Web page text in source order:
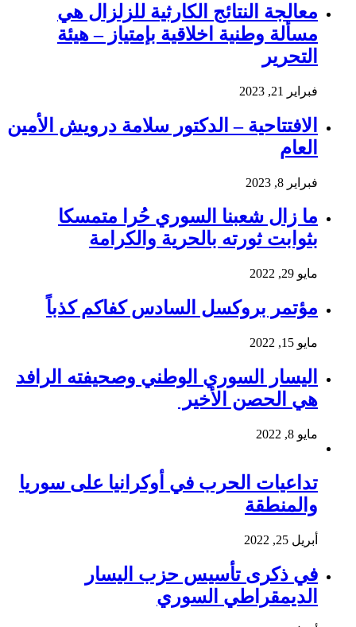
معالجة النتائج الكارثية للزلزال هي
مسألة وطنية اخلاقية بإمتياز – هيئة
التحرير
فبراير 21, 2023
الافتتاحية – الدكتور سلامة درويش الأمين
العام
فبراير 8, 2023
ما زال شعبنا السوري حُرا متمسكا
بثوابت ثورته بالحرية والكرامة
مايو 29, 2022
مؤتمر بروكسل السادس كفاكم كذباً
مايو 15, 2022
اليسار السوري الوطني وصحيفته الرافد
هي الحصن الأخير
مايو 8, 2022
تداعيات الحرب في أوكرانيا على سوريا
والمنطقة
أبريل 25, 2022
في ذكرى تأسيس حزب اليسار
الديمقراطي السوري